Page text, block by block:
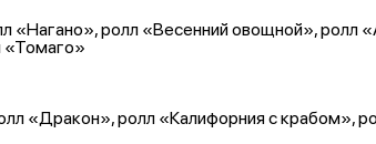
«Нагано», ролл «Весенний овощной», ролл
«Томаго»
«Дракон», ролл «Калифорния с крабом»,